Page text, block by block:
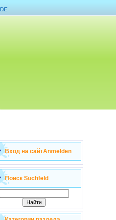
DE
Вход на сайтAnmelden
Поиск Suchfeld